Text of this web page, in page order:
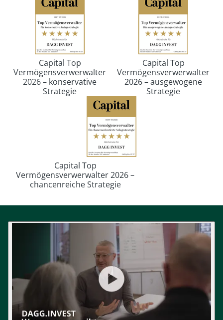
Capital Top
Vermögensverwerwalter
2026 – konservative
Strategie
Capital Top
Vermögensverwerwalter
2026 – ausgewogene
Strategie
Capital Top
Vermögensverwerwalter 2026 –
chancenreiche Strategie